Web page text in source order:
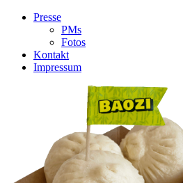
Presse
PMs
Fotos
Kontakt
Impressum